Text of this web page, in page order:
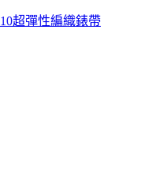
超彈性編織錶帶